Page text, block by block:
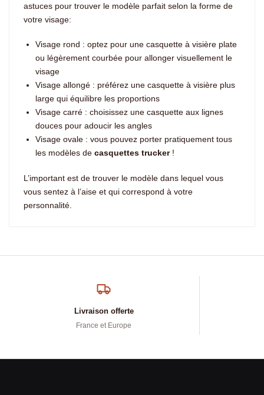
astuces pour trouver le modèle parfait selon la forme de
votre visage:
Visage rond : optez pour une casquette à visière plate
ou légèrement courbée pour allonger visuellement le
visage
Visage allongé : préférez une casquette à visière plus
large qui équilibre les proportions
Visage carré : choisissez une casquette aux lignes
douces pour adoucir les angles
Visage ovale : vous pouvez porter pratiquement tous
les modèles de casquettes trucker!
L’important est de trouver le modèle dans lequel vous
vous sentez à l’aise et qui correspond à votre
personnalité.
Livraison offerte
France et Europe